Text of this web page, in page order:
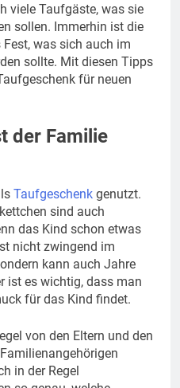
viele Taufgäste, was sie
sollen. Immerhin ist die
was sich auch im
sollte. Mit diesen Tipps
für neuen
der Familie
Taufgeschenk genutzt.
sind auch
das Kind schon etwas
nicht zwingend im
kann auch Jahre
ist es wichtig, dass man
für das Kind findet.
von den Eltern und den
in der Regel